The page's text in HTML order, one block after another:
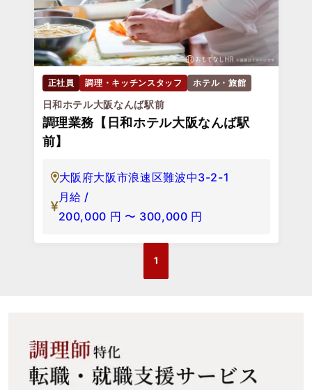
正社員 調理・キッチンスタッフ ホテル・旅館
日和ホテル大阪なんば駅前
調理業務【日和ホテル大阪なんば駅
前】
大阪府大阪市浪速区難波中3-2-1
月給 /
200,000 円 〜 300,000 円
1